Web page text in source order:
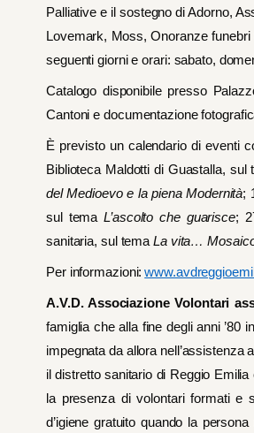
Palliative e il sostegno di Adorno,
Lovemark, Moss, Onoranze
seguenti giorni e orari: sabato,
Catalogo disponibile presso
Cantoni e documentazione
È previsto un calendario di eventi
Biblioteca Maldotti di Guastalla, sul
del Medioevo e la piena Modernità;
sul temaL’ascolto che guarisce;
sanitaria, sul temaLa vita…
Per informazioni:
A.V.D. Associazione Volontari
famiglia che alla fine degli anni ’80
impegnata da allora nell’assistenza
il distretto sanitario di Reggio
la presenza di volontari formati e
d’igiene gratuito quando la